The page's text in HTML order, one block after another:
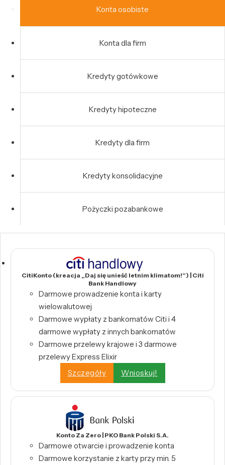
Konta osobiste
Konta dla firm
Kredyty gotówkowe
Kredyty hipoteczne
Kredyty dla firm
Kredyty konsolidacyjne
Pożyczki pozabankowe
CitiKonto (kreacja „Daj się unieść letnim klimatom!”) | Citi
Bank Handlowy
Darmowe prowadzenie konta i karty
wielowalutowej
Darmowe wypłaty z bankomatów Citi i 4
darmowe wypłaty z innych bankomatów
Darmowe przelewy krajowe i 3 darmowe
przelewy Express Elixir
Szczegóły
Wnioskuj!
Konto Za Zero | PKO Bank Polski S.A.
Darmowe otwarcie i prowadzenie konta
Darmowe korzystanie z karty przy min. 5